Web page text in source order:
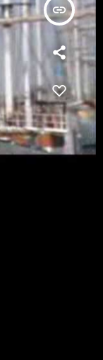
insert_link